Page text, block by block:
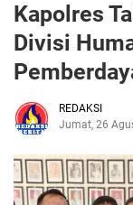
Kapolres
Divisi
REDAKSI
Jumat, 26